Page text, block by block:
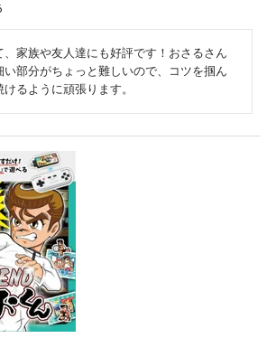
、家族や友人達にも好評です！おさるさん
い部分がちょっと難しいので、コツを掴ん
るように頑張ります。